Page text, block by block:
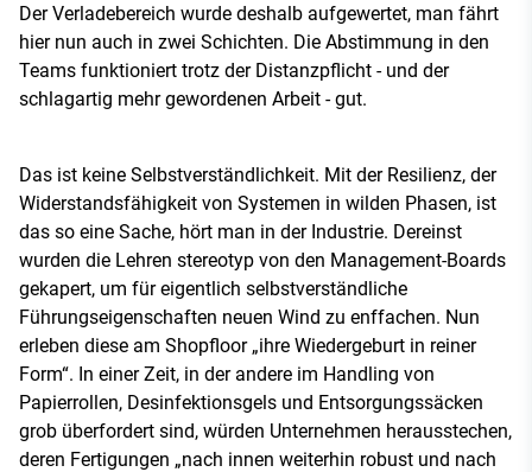
Der Verladebereich wurde deshalb aufgewertet, man fährt
hier nun auch in zwei Schichten. Die Abstimmung in den
Teams funktioniert trotz der Distanzpflicht - und der
schlagartig mehr gewordenen Arbeit - gut.
Das ist keine Selbstverständlichkeit. Mit der Resilienz, der
Widerstandsfähigkeit von Systemen in wilden Phasen, ist
das so eine Sache, hört man in der Industrie. Dereinst
wurden die Lehren stereotyp von den Management-Boards
gekapert, um für eigentlich selbstverständliche
Führungseigenschaften neuen Wind zu enffachen. Nun
erleben diese am Shopfloor „ihre Wiedergeburt in reiner
Form“. In einer Zeit, in der andere im Handling von
Papierrollen, Desinfektionsgels und Entsorgungssäcken
grob überfordert sind, würden Unternehmen herausstechen,
deren Fertigungen „nach innen weiterhin robust und nach